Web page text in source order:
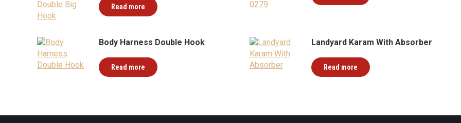
Read more
Body Harness Double Hook
Read more
Landyard Karam With Absorber
Read more